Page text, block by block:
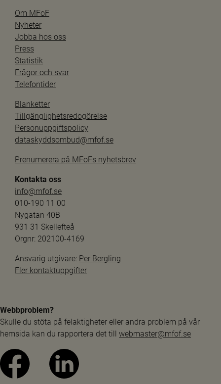
Om MFoF
Nyheter
Jobba hos oss
Press
Statistik
Frågor och svar
Telefontider
Blanketter
Tillgänglighetsredogörelse
Personuppgiftspolicy
dataskyddsombud@mfof.se
Prenumerera på MFoFs nyhetsbrev
Kontakta oss
info@mfof.se
010-190 11 00
Nygatan 40B
931 31 Skellefteå
Orgnr: 202100-4169
Ansvarig utgivare: Per Bergling
Fler kontaktuppgifter
Webbproblem?
Skulle du stöta på felaktigheter eller andra problem på vår
hemsida kan du rapportera det till webmaster@mfof.se